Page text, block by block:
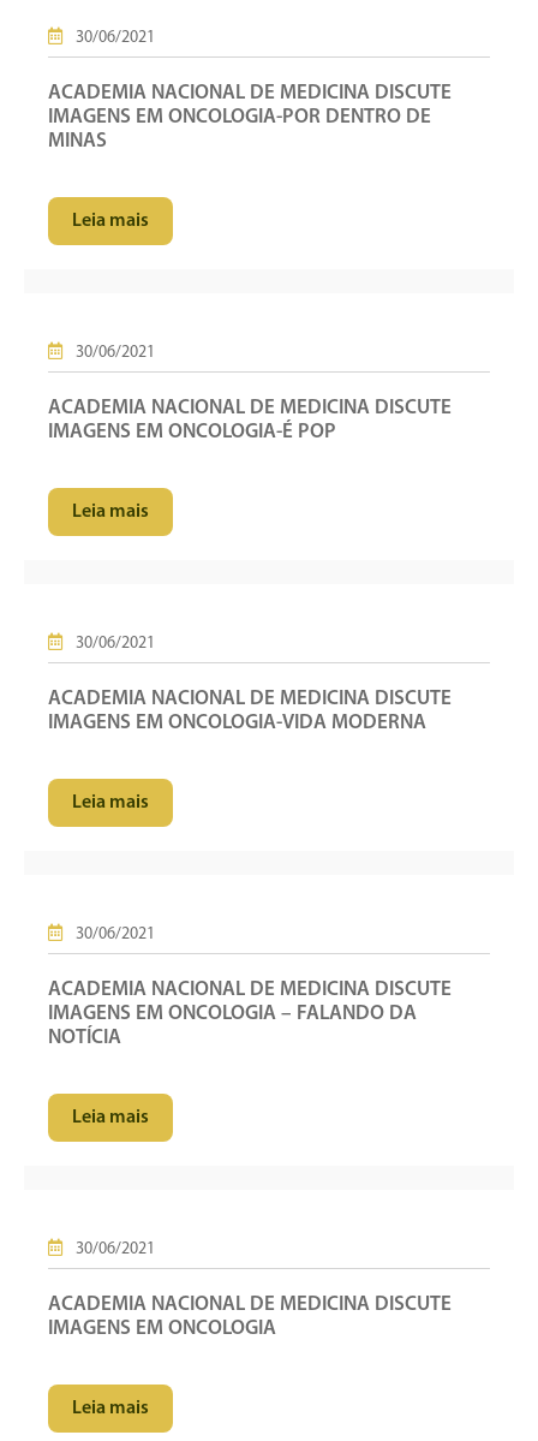
30/06/2021
ACADEMIA NACIONAL DE MEDICINA DISCUTE
IMAGENS EM ONCOLOGIA-POR DENTRO DE
MINAS
Leia mais
30/06/2021
ACADEMIA NACIONAL DE MEDICINA DISCUTE
IMAGENS EM ONCOLOGIA-É POP
Leia mais
30/06/2021
ACADEMIA NACIONAL DE MEDICINA DISCUTE
IMAGENS EM ONCOLOGIA-VIDA MODERNA
Leia mais
30/06/2021
ACADEMIA NACIONAL DE MEDICINA DISCUTE
IMAGENS EM ONCOLOGIA – FALANDO DA
NOTÍCIA
Leia mais
30/06/2021
ACADEMIA NACIONAL DE MEDICINA DISCUTE
IMAGENS EM ONCOLOGIA
Leia mais